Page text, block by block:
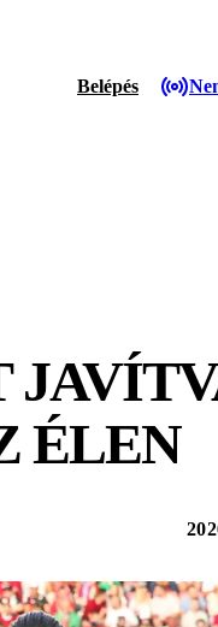
Belépés
ÉLEN